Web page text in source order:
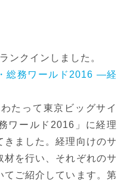
ンクインしました。
総務ワールド2016 ―経
たって東京ビッグサイ
ワールド2016」に経理
ました。経理向けのサ
を行い、それぞれのサ
ご紹介しています。第